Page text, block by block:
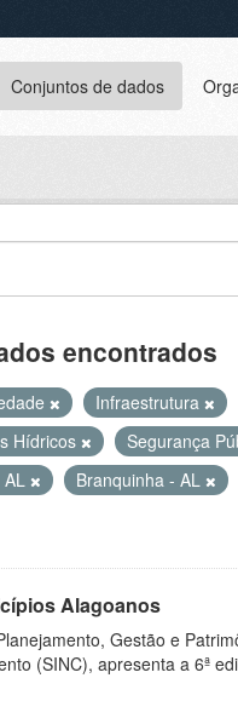
Conjuntos de dados
encontrados
Infraestrutura
Hídricos
Segurança
AL Branquinha - AL
Alagoanos
Gestão e
(SINC), apresenta a 6ª